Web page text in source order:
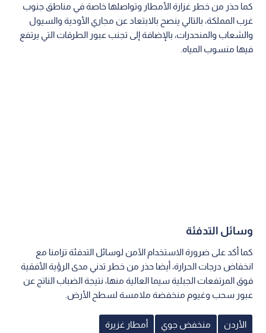
كما حذر من خطر غزارة الأمطار وتواصلها خاصة في مناطق جنوب
غرب المملكة، بالتالي ينصح بالابتعاد عن مجاري الأودية والسيول
والشعاب والمنحدرات، بالإضافة إلى تجنب عبور الطرقات التي يرتفع
فيها منسوب المياه.
وسائل التدفئة
كما أكد على ضرورة الاستخدام الآمن لوسائل التدفئة تزامنا مع
انخفاض درجات الحرارة، أيضا حذر من خطر تدني مدى الرؤية الأفقية
فوق المرتفعات الجبلية سيما العالية منها، نتيجة الضباب الناتج عن
عبور سحب وغيوم منخفضة ملامسة لسطح الأرض.
الأردن منخفض جوي أمطار غزيرة